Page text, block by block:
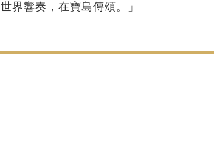
世界響奏，在寶島傳頌。」